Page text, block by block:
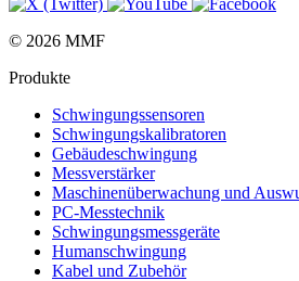
© 2026 MMF
Produkte
Schwingungs­sensoren
Schwingungs­kalibratoren
Gebäude­schwingung
Messverstärker
Maschinen­überwachung und
PC-Messtechnik
Schwingungs­messgeräte
Human­schwingung
Kabel und Zubehör